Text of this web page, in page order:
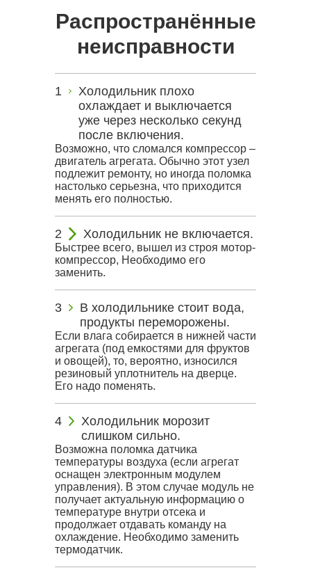
Распространённые
неисправности
Холодильник плохо
охлаждает и выключается
уже через несколько секунд
после включения.
Возможно, что сломался компрессор –
двигатель агрегата. Обычно этот узел
подлежит ремонту, но иногда поломка
настолько серьезна, что приходится
менять его полностью.
Холодильник не включается.
Быстрее всего, вышел из строя мотор-
компрессор, Необходимо его
заменить.
В холодильнике стоит вода,
продукты переморожены.
Если влага собирается в нижней части
агрегата (под емкостями для фруктов
и овощей), то, вероятно, износился
резиновый уплотнитель на дверце.
Его надо поменять.
Холодильник морозит
слишком сильно.
Возможна поломка датчика
температуры воздуха (если агрегат
оснащен электронным модулем
управления). В этом случае модуль не
получает актуальную информацию о
температуре внутри отсека и
продолжает отдавать команду на
охлаждение. Необходимо заменить
термодатчик.